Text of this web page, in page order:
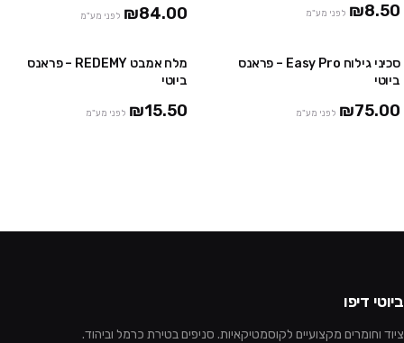
₪8.50 לפני מע"מ ₪84.00 לפני מע"מ
סכיני גילוח Easy Pro – פראנס
ביוטי
₪75.00 לפני מע"מ
מלח אמבט REDEMY – פראנס
ביוטי
₪15.50 לפני מע"מ
ביוטי דיפו
ציוד וחומרים מקצועיים לקוסמטיקאיות. סניפים בטירת כרמל וביהוד.